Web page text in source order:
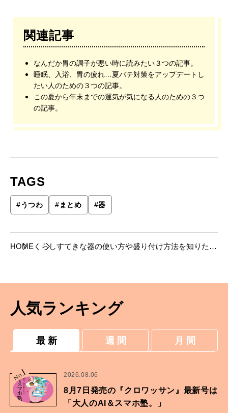
関連記事
なんだか胃の調子が悪い時に読みたい３つの記事。
睡眠、入浴、胃の疲れ…夏バテ対策をアップデートし
たい人のための３つの記事。
この夏から年末までの運気が気になる人のための３つ
の記事。
TAGS
#うつわ #まとめ #器
HOME くらしすてきな器の使い方や盛り付け方法を知りたい
人気ランキング
最 新 週 間 月 間
No.
1 2026.08.06
8月7日発売の『クロワッサン』最新号は
「大人のAI＆スマホ塾。」